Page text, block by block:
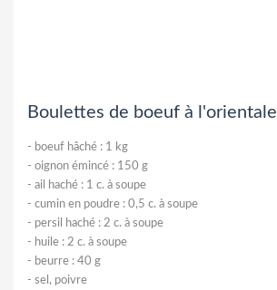
Boulettes de boeuf à l'orientale
- boeuf hâché : 1 kg
- oignon émincé : 150 g
- ail haché : 1 c. à soupe
- cumin en poudre : 0,5 c. à soupe
- persil haché : 2 c. à soupe
- huile : 2 c. à soupe
- beurre : 40 g
- sel, poivre